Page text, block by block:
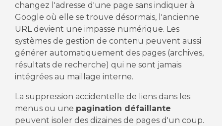
changez l'adresse d'une page sans indiquer à
Google où elle se trouve désormais, l'ancienne
URL devient une impasse numérique. Les
systèmes de gestion de contenu peuvent aussi
générer automatiquement des pages (archives,
résultats de recherche) qui ne sont jamais
intégrées au maillage interne.
La suppression accidentelle de liens dans les
menus ou une pagination défaillante
peuvent isoler des dizaines de pages d'un coup.